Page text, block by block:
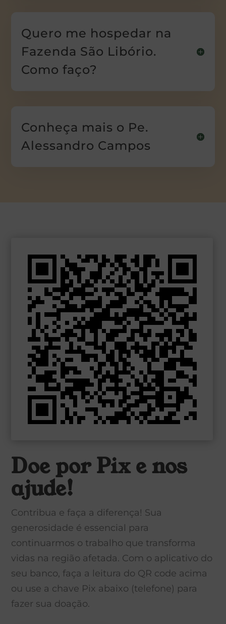
Quero me hospedar na
Fazenda São Libório.
Como faço?
Conheça mais o Pe.
Alessandro Campos
Doe por Pix e nos
ajude!
Contribua e faça a diferença! Sua
generosidade é essencial para
continuarmos o trabalho que transforma
vidas na região afetada. Com o aplicativo do
seu banco, faça a leitura do QR code acima
ou use a chave Pix abaixo (telefone) para
fazer sua doação.